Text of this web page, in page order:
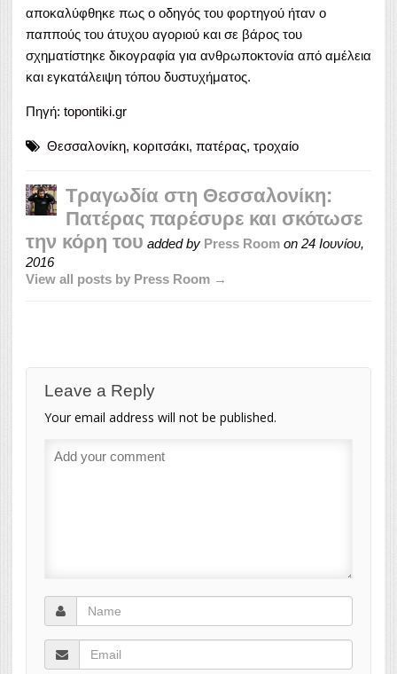
αποκαλύφθηκε πως ο οδηγός του φορτηγού ήταν ο
παππούς του άτυχου αγοριού και σε βάρος του
σχηματίστηκε δικογραφία για ανθρωποκτονία από αμέλεια
και εγκατάλειψη τόπου δυστυχήματος.
Πηγή: topontiki.gr
Θεσσαλονίκη, κοριτσάκι, πατέρας, τροχαίο
Τραγωδία στη Θεσσαλονίκη:
Πατέρας παρέσυρε και σκότωσε
την κόρη του added by Press Room on 24 Ιουνίου,
2016
View all posts by Press Room →
Leave a Reply
Your email address will not be published.